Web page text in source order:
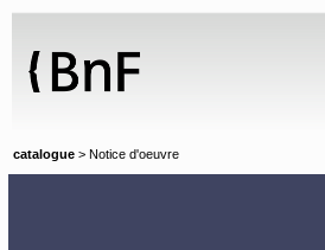
catalogue > Notice d'oeuvre